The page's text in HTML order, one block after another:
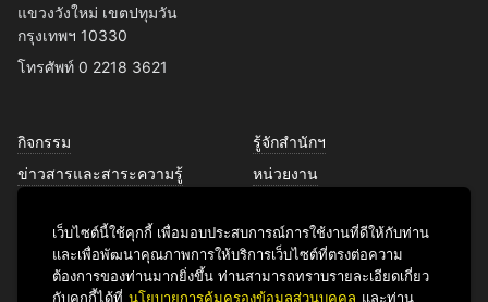
แขวงวังใหม่ เขตปทุมวัน
กรุงเทพฯ 10330
โทรศัพท์ 0 2218 3621
กิจกรรม
ข่าวสารและสาระความรู้
ศิลปวัฒนธรรม
รู้จักสำนักฯ
หน่วยงาน
บริการของเรา
ติดต่อเรา
เว็บไซต์นี้ใช้คุกกี้ เพื่อมอบประสบการณ์การใช้งานที่ดีให้กับท่าน
และเพื่อพัฒนาคุณภาพการให้บริการเว็บไซต์ที่ตรงต่อความ
ต้องการของท่านมากยิ่งขึ้น ท่านสามารถทราบรายละเอียดเกี่ยว
กับคุกกี้ได้ที่ นโยบายการคุ้มครองข้อมูลส่วนบุคคล และท่าน